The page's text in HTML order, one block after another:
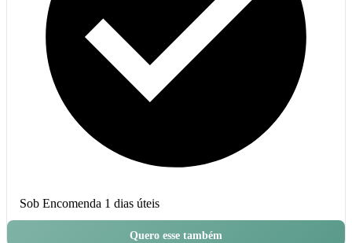
Sob Encomenda 1 dias úteis
Quero esse também